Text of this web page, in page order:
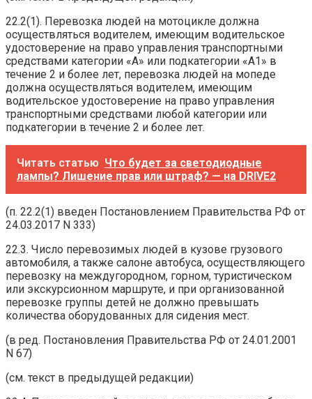
22.2(1). Перевозка людей на мотоцикле должна
осуществляться водителем, имеющим водительское
удостоверение на право управления транспортными
средствами категории «A» или подкатегории «A1» в
течение 2 и более лет, перевозка людей на мопеде
должна осуществляться водителем, имеющим
водительское удостоверение на право управления
транспортными средствами любой категории или
подкатегории в течение 2 и более лет.
Читать статью Что будет за светодиодные
лампы? Лишение прав или штраф? — на DRIVE2
(п. 22.2(1) введен Постановлением Правительства РФ от
24.03.2017 N 333)
22.3. Число перевозимых людей в кузове грузового
автомобиля, а также салоне автобуса, осуществляющего
перевозку на междугородном, горном, туристическом
или экскурсионном маршруте, и при организованной
перевозке группы детей не должно превышать
количества оборудованных для сидения мест.
(в ред. Постановления Правительства РФ от 24.01.2001
N 67)
(см. текст в предыдущей редакции)